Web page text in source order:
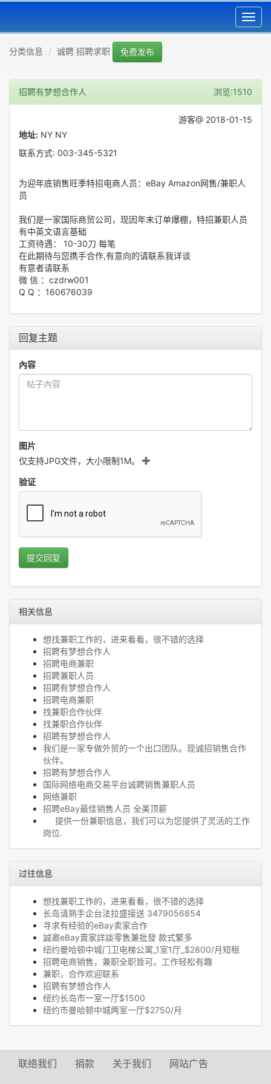
分类信息 诚聘 招聘求职 免费发布
招聘有梦想合作人 浏览:1510
游客@ 2018-01-15
地址: NY NY
联系方式: 003-345-5321
为迎年底销售旺季特招电商人员：eBay Amazon网售/兼职人
员
我们是一家国际商贸公司，现因年末订单爆棚，特招兼职人员
有中英文语言基础
工资待遇： 10-30刀 每笔
在此期待与您携手合作,有意向的请联系我详谈
有意者请联系
微 信 ：czdrw001
Q Q ：160676039
回复主题
內容
图片
仅支持JPG文件，大小限制1M。
验证
提交回复
相关信息
想找兼职工作的，进来看看，很不错的选择
招聘有梦想合作人
招聘电商兼职
招聘兼职人员
招聘有梦想合作人
招聘电商兼职
找兼职合作伙伴
找兼职合作伙伴
招聘有梦想合作人
我们是一家专做外贸的一个出口团队。现诚招销售合作
伙伴。
招聘有梦想合作人
国际网络电商交易平台诚聘销售兼职人员
网络兼职
招聘eBay最佳销售人员 全美顶薪
提供一份兼职信息，我们可以为您提供了灵活的工作
岗位.
过往信息
想找兼职工作的，进来看看，很不错的选择
长岛请熟手企台法拉盛接送 3479056854
寻求有经验的eBay卖家合作
誠邀eBay賣家詳談零售兼批發 款式繁多
纽约曼哈顿中城门卫电梯公寓_1室1厅_$2800/月短租
招聘电商销售，兼职全职皆可。工作轻松有趣
兼职，合作欢迎联系
招聘有梦想合作人
纽约长岛市一室一厅$1500
纽约市曼哈顿中城两室一厅$2750/月
联络我们 捐款 关于我们 网站广告